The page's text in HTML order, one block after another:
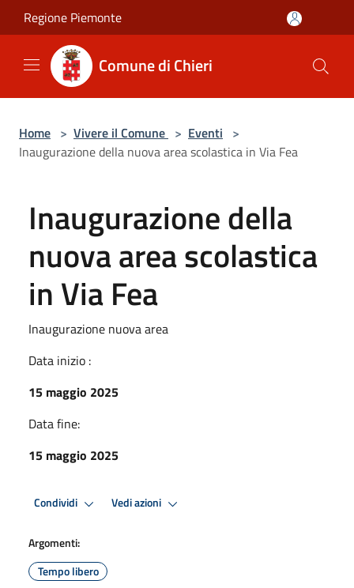
Salta al contenuto principale
Regione Piemonte
Comune di Chieri
Home > Vivere il Comune > Eventi >
Inaugurazione della nuova area scolastica in Via Fea
Inaugurazione della
nuova area scolastica
in Via Fea
Inaugurazione nuova area
Data inizio :
15 maggio 2025
Data fine:
15 maggio 2025
Condividi Vedi azioni
Argomenti:
Tempo libero